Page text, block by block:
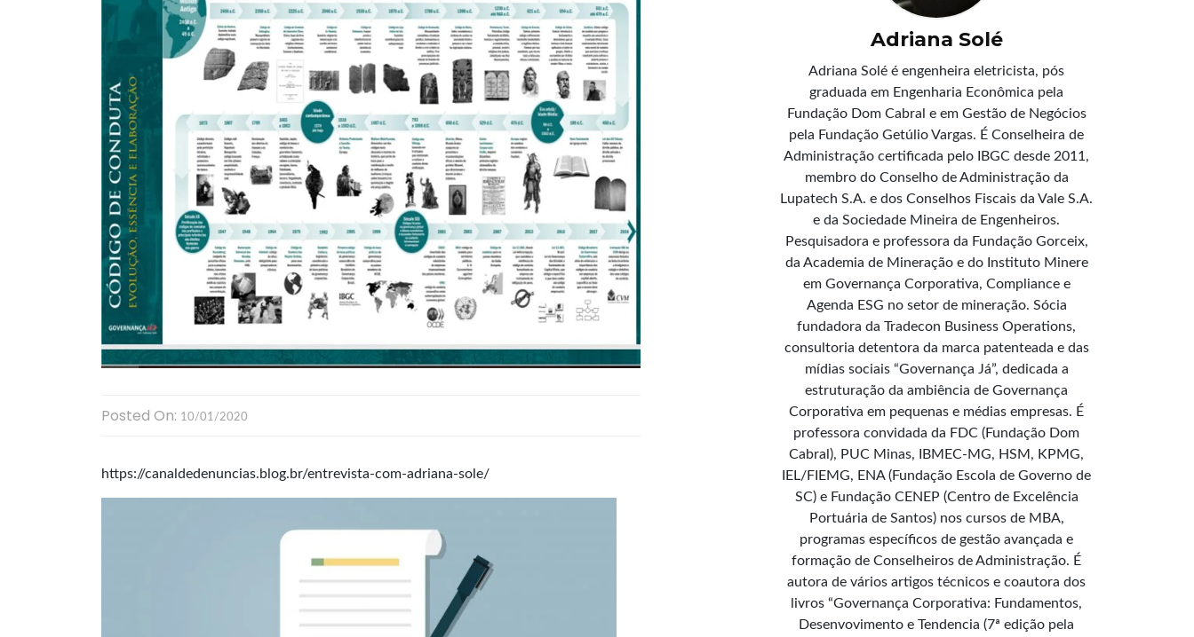
Posted On: 10/01/2020
https://canaldedenuncias.blog.br/entrevista-com-adriana-sole/
Adriana Solé
Adriana Solé é engenheira eletricista, pós
graduada em Engenharia Econômica pela
Fundação Dom Cabral e em Gestão de Negócios
pela Fundação Getúlio Vargas. É Conselheira de
Administração certificada pelo IBGC desde 2011,
membro do Conselho de Administração da
Lupatech S.A. e dos Conselhos Fiscais da Vale S.A.
e da Sociedade Mineira de Engenheiros.
Pesquisadora e professora da Fundação Gorceix,
da Academia de Mineração e do Instituto Minere
em Governança Corporativa, Compliance e
Agenda ESG no setor de mineração. Sócia
fundadora da Tradecon Business Operations,
consultoria detentora da marca patenteada e das
mídias sociais “Governança Já”, dedicada a
estruturação da ambiência de Governança
Corporativa em pequenas e médias empresas. É
professora convidada da FDC (Fundação Dom
Cabral), PUC Minas, IBMEC-MG, HSM, KPMG,
IEL/FIEMG, ENA (Fundação Escola de Governo de
SC) e Fundação CENEP (Centro de Excelência
Portuária de Santos) nos cursos de MBA,
programas específicos de gestão avançada e
formação de Conselheiros de Administração. É
autora de vários artigos técnicos e coautora dos
livros “Governança Corporativa: Fundamentos,
Desenvovimento e Tendencia (7ª edição pela